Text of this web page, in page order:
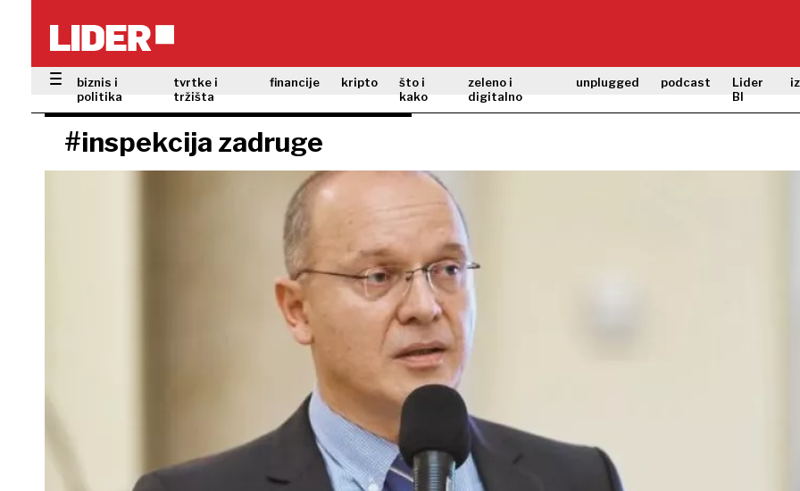
biznis i
politika
tvrtke i
tržišta
financije kripto
što i
kako
zeleno i
digitalno
unplugged podcast
Lider
BI
#inspekcija zadruge